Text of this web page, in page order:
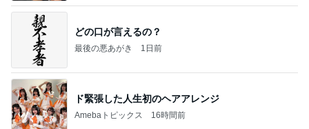
どの口が言えるの？
最後の悪あがき 1日前
ド緊張した人生初のヘアアレンジ
Amebaトピックス 16時間前